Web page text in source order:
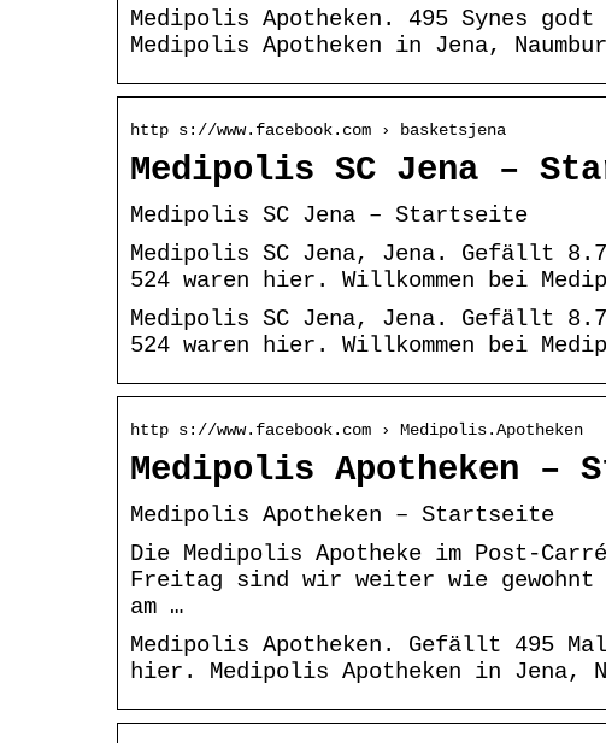
Medipolis Apotheken. 495 Synes
Medipolis Apotheken in Jena,
http s://www.facebook.com › basketsjena
Medipolis SC Jena –
Medipolis SC Jena – Startseite
Medipolis SC Jena, Jena. Gefällt
524 waren hier. Willkommen bei
Medipolis SC Jena, Jena. Gefällt
524 waren hier. Willkommen bei
http s://www.facebook.com › Medipolis.Apotheken
Medipolis Apotheken –
Medipolis Apotheken – Startseite
Die Medipolis Apotheke im Post-
Freitag sind wir weiter wie
am …
Medipolis Apotheken. Gefällt 495
hier. Medipolis Apotheken in Jena,